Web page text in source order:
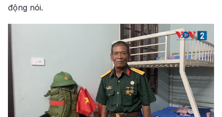
động nói.